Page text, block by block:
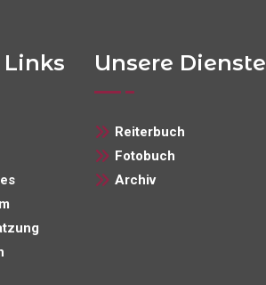
Links Unsere Dienste
Reiterbuch
Fotobuch
Archiv